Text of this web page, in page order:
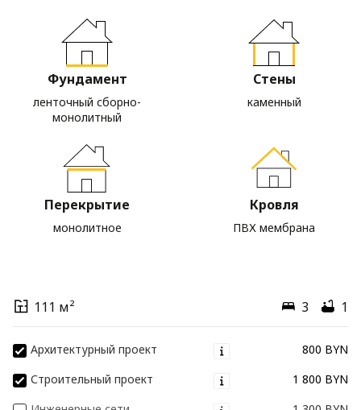
Фундамент
ленточный сборно-
монолитный
Стены
каменный
Перекрытие
монолитное
Кровля
ПВХ мембрана
111 м² 3 1
Архитектурный проект
800 BYN
Строительный проект
1 800 BYN